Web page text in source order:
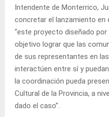
Intendente de Monterrico,
concretar el lanzamiento en
“este proyecto diseñado
objetivo lograr que las
de sus representantes en
interactúen entre sí y
la coordinación pueda
Cultural de la Provincia, a
dado el caso”.